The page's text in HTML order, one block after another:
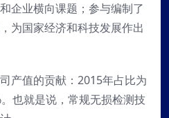
企业横向课题；参与编制了
为国家经济和科技发展作出
产值的贡献：2015年占比为
也就是说，常规无损检测技